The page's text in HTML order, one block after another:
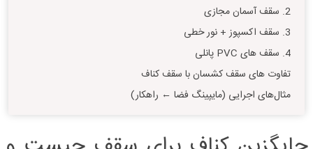
2. سقف آسمان مجازی
3. سقف اکسپوز + نور خطی
4. سقف های PVC پانلی
تفاوت های سقف کشسان با سقف کناف
مثال‌های اجرایی (مایپینگ فضا ← راهکار)